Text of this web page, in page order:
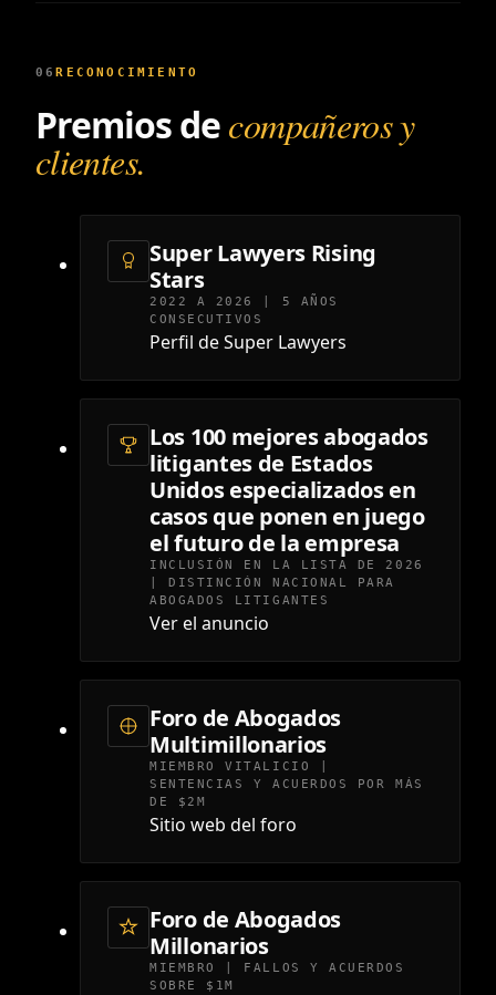
06RECONOCIMIENTO
Premios decompañeros y
clientes.
Super Lawyers Rising
Stars
2022 A 2026 | 5 AÑOS
CONSECUTIVOS
Perfil de Super Lawyers
Los 100 mejores abogados
litigantes de Estados
Unidos especializados en
casos que ponen en juego
el futuro de la empresa
INCLUSIÓN EN LA LISTA DE 2026
| DISTINCIÓN NACIONAL PARA
ABOGADOS LITIGANTES
Ver el anuncio
Foro de Abogados
Multimillonarios
MIEMBRO VITALICIO |
SENTENCIAS Y ACUERDOS POR MÁS
DE $2M
Sitio web del foro
Foro de Abogados
Millonarios
MIEMBRO | FALLOS Y ACUERDOS
SOBRE $1M